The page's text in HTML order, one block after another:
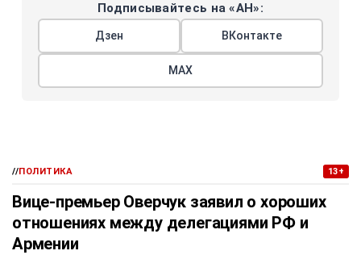
Подписывайтесь на «АН»:
Дзен ВКонтакте
МАХ
//ПОЛИТИКА 13+
Вице-премьер Оверчук заявил о хороших
отношениях между делегациями РФ и
Армении